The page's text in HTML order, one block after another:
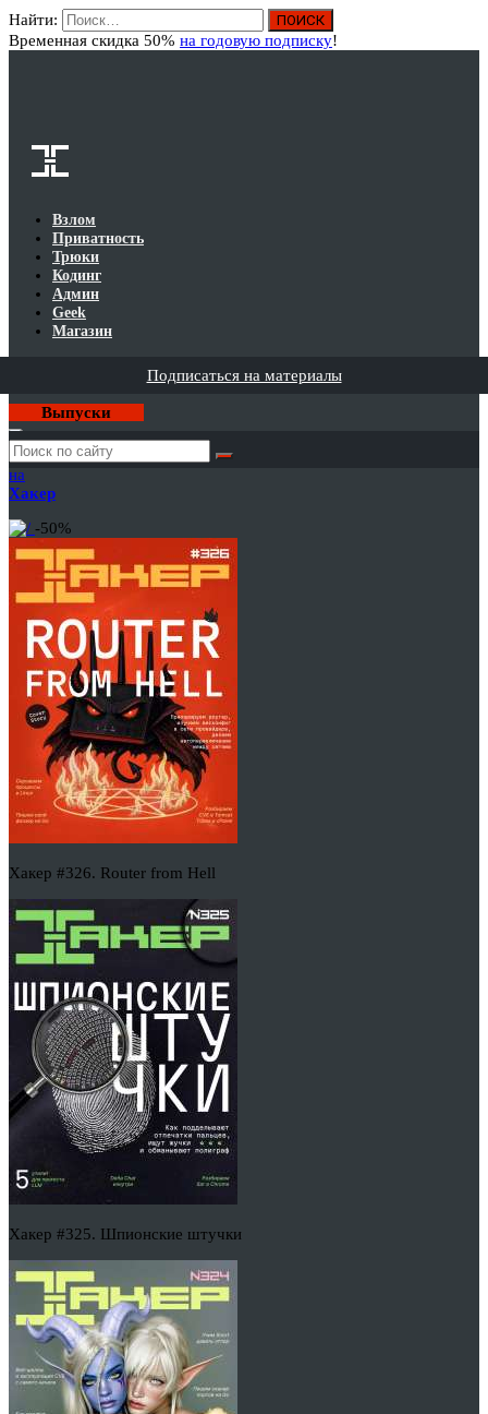
Найти:
Временная скидка 50% на годовую подписку!
Взлом
Приватность
Трюки
Кодинг
Админ
Geek
Магазин
Подписаться на материалы
Выпуски
Годовая
подписка
на
Хакер
-50%
Хакер #326. Router from Hell
Хакер #325. Шпионские штучки